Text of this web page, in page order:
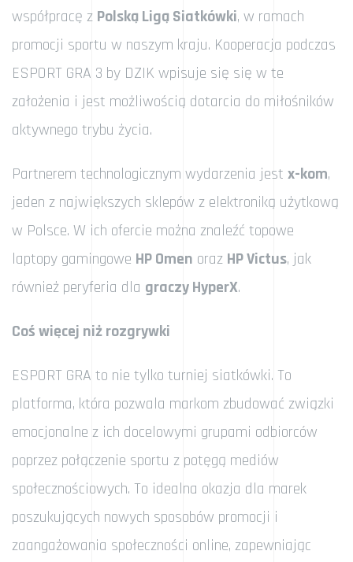
współpracę z Polską Ligą Siatkówki, w ramach
promocji sportu w naszym kraju. Kooperacja podczas
ESPORT GRA 3 by DZIK wpisuje się się w te
założenia i jest możliwością dotarcia do miłośników
aktywnego trybu życia.
Partnerem technologicznym wydarzenia jest x-kom,
jeden z największych sklepów z elektroniką użytkową
w Polsce. W ich ofercie można znaleźć topowe
laptopy gamingowe HP Omen oraz HP Victus, jak
również peryferia dla graczy HyperX.
Coś więcej niż rozgrywki
ESPORT GRA to nie tylko turniej siatkówki. To
platforma, która pozwala markom zbudować związki
emocjonalne z ich docelowymi grupami odbiorców
poprzez połączenie sportu z potęgą mediów
społecznościowych. To idealna okazja dla marek
poszukujących nowych sposobów promocji i
zaangażowania społeczności online, zapewniając